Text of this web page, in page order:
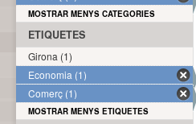
MOSTRAR MENYS CATEGORIES
ETIQUETES
Girona (1)
Economia (1)
Comerç (1)
MOSTRAR MENYS ETIQUETES